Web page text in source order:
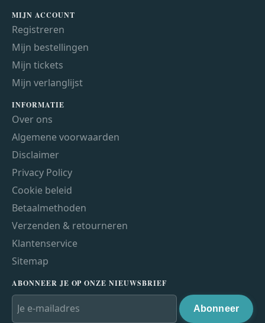
MIJN ACCOUNT
Registreren
Mijn bestellingen
Mijn tickets
Mijn verlanglijst
INFORMATIE
Over ons
Algemene voorwaarden
Disclaimer
Privacy Policy
Cookie beleid
Betaalmethoden
Verzenden & retourneren
Klantenservice
Sitemap
ABONNEER JE OP ONZE NIEUWSBRIEF
Abonneer